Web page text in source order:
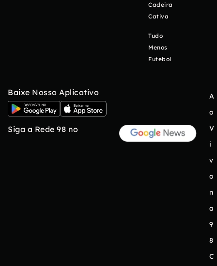
Cadeira
Cativa
Tudo
Menos
Futebol
Baixe Nosso Aplicativo
Siga a Rede 98 no
A
o
V
i
v
o
n
a
9
8
C